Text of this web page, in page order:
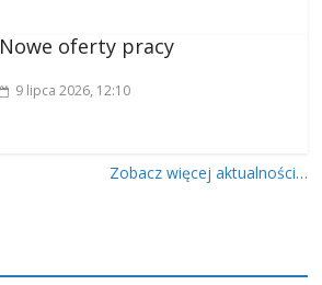
Nowe oferty pracy
9 lipca 2026, 12:10
Zobacz więcej aktualności…